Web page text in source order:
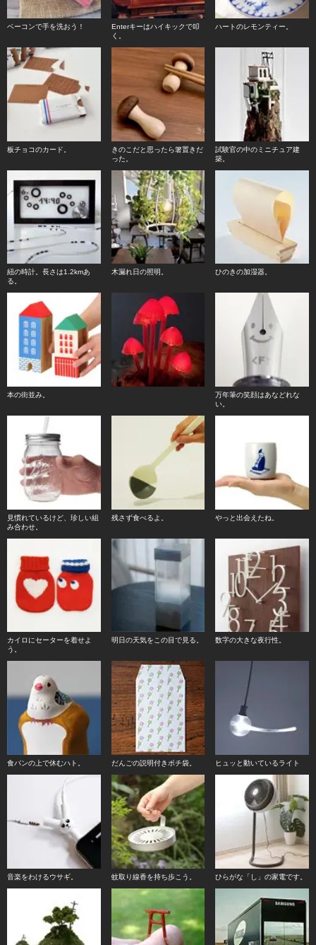
ベーコンで手を洗おう！
Enterキーはハイキックで叩
く。
ハートのレモンティー。
板チョコのカード。
きのこだと思ったら箸置きだ
った。
試験官の中のミニチュア建
築。
紐の時計。長さは1.2kmあ
る。
木漏れ日の照明。 ひのきの加湿器。
本の街並み。
万年筆の笑顔はあなどれな
い。
見慣れているけど、珍しい組
み合わせ。
残さず食べるよ。 やっと出会えたね。
カイロにセーターを着せよ
う。
明日の天気をこの目で見る。 数字の大きな夜行性。
食パンの上で休むハト。 だんごの説明付きポチ袋。 ヒュッと動いているライト
音楽をわけるウサギ。 蚊取り線香を持ち歩こう。 ひらがな「し」の家電です。